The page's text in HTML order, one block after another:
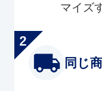
マイズ
同じ